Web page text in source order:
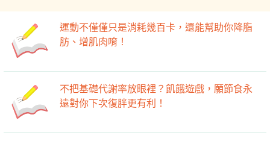
運動不僅僅只是消耗幾百卡，還能幫助你降脂
肪、增肌肉唷！
不把基礎代謝率放眼裡？飢餓遊戲，願節食永
遠對你下次復胖更有利！